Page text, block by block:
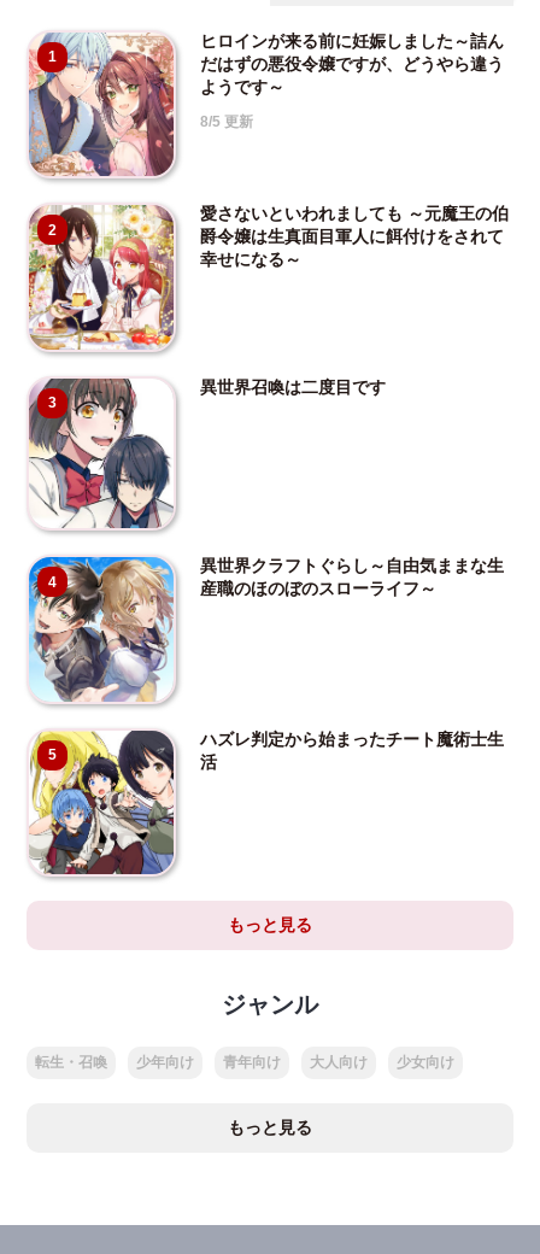
1
ヒロインが来る前に妊娠しました～詰ん
だはずの悪役令嬢ですが、どうやら違う
ようです～
8/5 更新
2
愛さないといわれましても ～元魔王の伯
爵令嬢は生真面目軍人に餌付けをされて
幸せになる～
3
異世界召喚は二度目です
4
異世界クラフトぐらし～自由気ままな生
産職のほのぼのスローライフ～
5
ハズレ判定から始まったチート魔術士生
活
もっと見る
ジャンル
転生・召喚 少年向け 青年向け 大人向け 少女向け
もっと見る